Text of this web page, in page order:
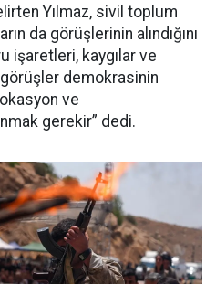
Yılmaz, sivil toplum
da görüşlerinin alındığını
işaretleri, kaygılar ve
demokrasinin
ve
gerekir” dedi.